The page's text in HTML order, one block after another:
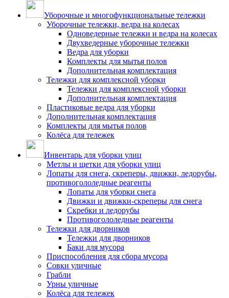
Уборочные и многофункциональные тележки
Уборочные тележки, ведра на колесах
Одноведерные тележки и ведра на колесах
Двухведерные уборочные тележки
Ведра для уборки
Комплекты для мытья полов
Дополнительная комплектация
Тележки для комплексной уборки
Тележки для комплексной уборки
Дополнительная комплектация
Пластиковые ведра для уборки
Дополнительная комплектация
Комплекты для мытья полов
Колёса для тележек
Инвентарь для уборки улиц
Метлы и щетки для уборки улиц
Лопаты для снега, скреперы, движки, ледорубы,
противогололедные реагенты
Лопаты для уборки снега
Движки и движки-скреперы для снега
Скребки и ледорубы
Противогололедные реагенты
Тележки для дворников
Тележки для дворников
Баки для мусора
Приспособления для сбора мусора
Совки уличные
Грабли
Урны уличные
Колёса для тележек